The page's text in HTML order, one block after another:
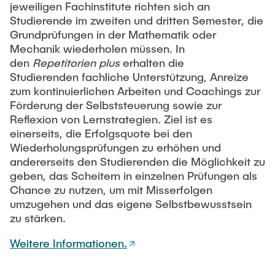
Newsroom
Pressemitteilungen
Flyer und Broschüren
Magazin spektrum
Veranstaltungen
Merchandise-Shop
Arbeiten an der TU Hamburg
Stellenausschreibungen
Berufsausbildung und Praktika
Berufungen
Neue Mitarbeitende
Beratung und Kontakt
Neu an der TUHH
Rund ums Studium
Studienorganisation
AI in Education
Für Absolventinnen und Absolventen
Alumni
Berufseinstieg - Career Center
Graduiertenakademie
Promotion und Habilitation
Wissenschaftliche Weiterbildung
UNU HUB "Engineering to Face Climate Change"
Forschungsförderung
Early Career Researchers
Gute Wissenschaftliche Praxis
Future Lectures
Neues aus der Forschung &
Studiengänge
Forschung und Institute
Technologie und Innovation in der Bildung
News
Studiengänge
Forschung und Institute
Management-Wissenschaften und Technologie
Studiengänge
Forschung und Institute
Maschinenbau
Austauschstudium
Intercultural Hub
(Gast)Wissenschaftler*innen
Partnerships and Strategy
Partnerhochschulen Studierendenaustausch
Eine Partnerschaft vereinbaren
Strategie
ECIU University
Contacts & International Team
jeweiligen Fachinstitute richten sich an
Studierende im zweiten und dritten Semester, die
Grundprüfungen in der Mathematik oder
Mechanik wiederholen müssen. In
den Repetitorien pluserhalten die
Studierenden fachliche Unterstützung, Anreize
zum kontinuierlichen Arbeiten und Coachings zur
Förderung der Selbststeuerung sowie zur
Reflexion von Lernstrategien. Ziel ist es
einerseits, die Erfolgsquote bei den
Wiederholungsprüfungen zu erhöhen und
andererseits den Studierenden die Möglichkeit zu
geben, das Scheitern in einzelnen Prüfungen als
Chance zu nutzen, um mit Misserfolgen
umzugehen und das eigene Selbstbewusstsein
zu stärken.
Weitere Informationen.